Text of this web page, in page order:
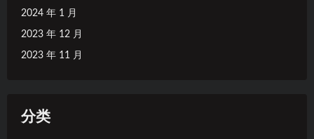
2024 年 1 月
2023 年 12 月
2023 年 11 月
分类